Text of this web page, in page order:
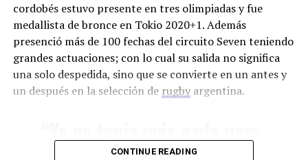
“De los 9 Juegos Olímpicos
que estuve este no me
los atletas”
cordobés estuvo presente en tres olimpiadas y fue
medallista de bronce en Tokio 2020+1. Además
presenció más de 100 fechas del circuito Seven teniendo
grandes actuaciones; con lo cual su salida no significa
una solo despedida, sino que se convierte en un antes y
un después en la selección de rugbyargentina.
darle al equipo, porque no
CONTINUE READING